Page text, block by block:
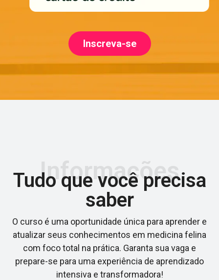
Inscreva-se
Informações
Tudo que você precisa
saber
O curso é uma oportunidade única para aprender e
atualizar seus conhecimentos em medicina felina
com foco total na prática. Garanta sua vaga e
prepare-se para uma experiência de aprendizado
intensiva e transformadora!